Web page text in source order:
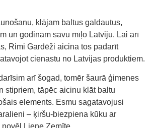
klājam baltus galdautus,
un godinām savu mīļo Latviju. Lai arī
Rimi Gardēži aicina tos padarīt
cienastu no Latvijas produktiem.
arī šogad, tomēr šaurā ģimenes
stipriem, tāpēc aicinu klāt baltu
elements. Esmu sagatavojusi
– ķiršu-biezpiena kūku ar
Liene Zemīte.